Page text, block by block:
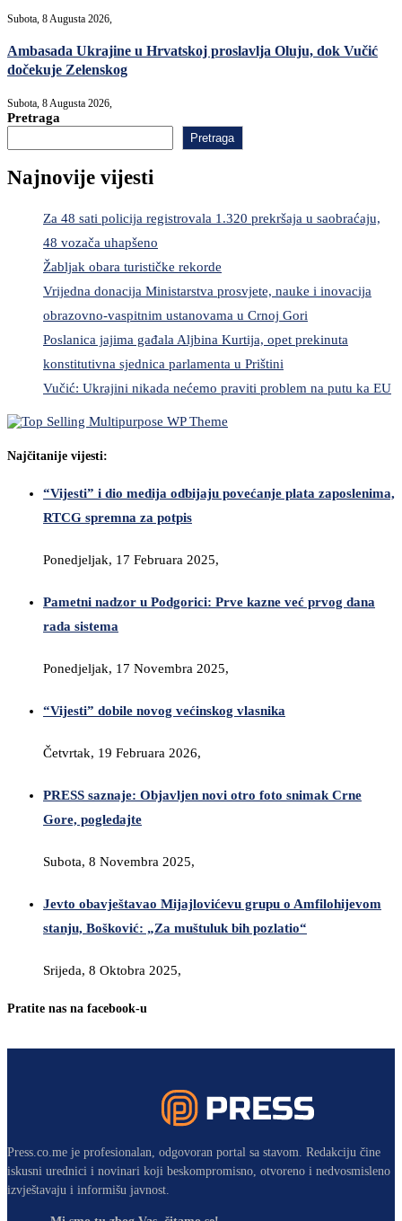
Subota, 8 Augusta 2026,
Ambasada Ukrajine u Hrvatskoj proslavlja Oluju, dok Vučić
dočekuje Zelenskog
Subota, 8 Augusta 2026,
Pretraga
Pretraga
Najnovije vijesti
Za 48 sati policija registrovala 1.320 prekršaja u saobraćaju,
48 vozača uhapšeno
Žabljak obara turističke rekorde
Vrijedna donacija Ministarstva prosvjete, nauke i inovacija
obrazovno-vaspitnim ustanovama u Crnoj Gori
Poslanica jajima gađala Aljbina Kurtija, opet prekinuta
konstitutivna sjednica parlamenta u Prištini
Vučić: Ukrajini nikada nećemo praviti problem na putu ka EU
Najčitanije vijesti:
“Vijesti” i dio medija odbijaju povećanje plata zaposlenima,
RTCG spremna za potpis
Ponedjeljak, 17 Februara 2025,
Pametni nadzor u Podgorici: Prve kazne već prvog dana
rada sistema
Ponedjeljak, 17 Novembra 2025,
“Vijesti” dobile novog većinskog vlasnika
Četvrtak, 19 Februara 2026,
PRESS saznaje: Objavljen novi otro foto snimak Crne
Gore, pogledajte
Subota, 8 Novembra 2025,
Jevto obavještavao Mijajlovićevu grupu o Amfilohijevom
stanju, Bošković: „Za muštuluk bih pozlatio“
Srijeda, 8 Oktobra 2025,
Pratite nas na facebook-u
Press.co.me je profesionalan, odgovoran portal sa stavom. Redakciju čine
iskusni urednici i novinari koji beskompromisno, otvoreno i nedvosmisleno
izvještavaju i informišu javnost.